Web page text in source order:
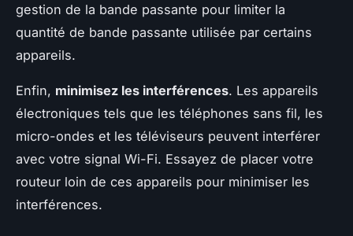
gestion de la bande passante pour limiter la
quantité de bande passante utilisée par certains
appareils.
Enfin, minimisez les interférences. Les appareils
électroniques tels que les téléphones sans fil, les
micro-ondes et les téléviseurs peuvent interférer
avec votre signal Wi-Fi. Essayez de placer votre
routeur loin de ces appareils pour minimiser les
interférences.